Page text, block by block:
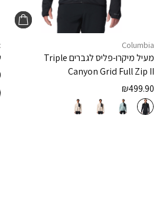
Columbia
מעיל מיקרו-פליס לגבריםTriple
Canyon Grid Full Zip II
₪499.90